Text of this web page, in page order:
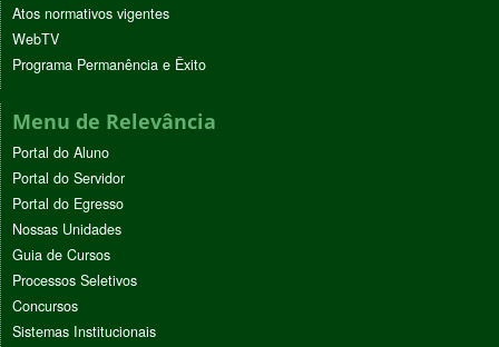
Atos normativos vigentes
WebTV
Programa Permanência e Êxito
Menu de Relevância
Portal do Aluno
Portal do Servidor
Portal do Egresso
Nossas Unidades
Guia de Cursos
Processos Seletivos
Concursos
Sistemas Institucionais